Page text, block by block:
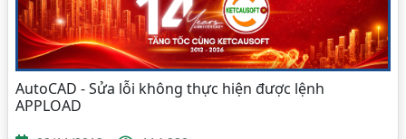
AutoCAD - Sửa lỗi không thực hiện được lệnh
APPLOAD